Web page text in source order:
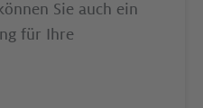
Sie auch ein
für Ihre